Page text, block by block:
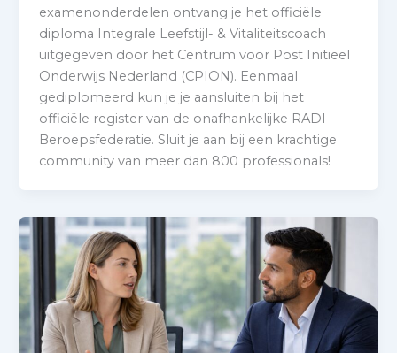
examenonderdelen ontvang je het officiële
diploma Integrale Leefstijl- & Vitaliteitscoach
uitgegeven door het Centrum voor Post Initieel
Onderwijs Nederland (CPION). Eenmaal
gediplomeerd kun je je aansluiten bij het
officiële register van de onafhankelijke RADI
Beroepsfederatie. Sluit je aan bij een krachtige
community van meer dan 800 professionals!